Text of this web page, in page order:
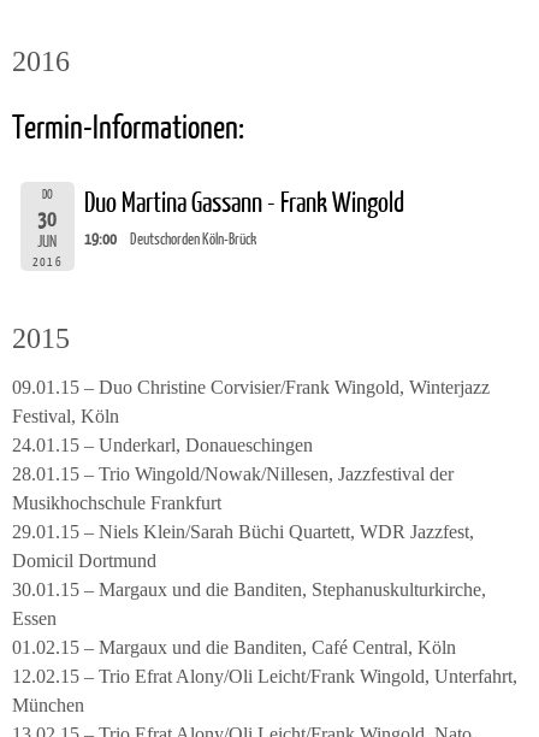
2016
Termin-Informationen:
DO
30
JUN
2016
Duo Martina Gassann - Frank Wingold
19:00 Deutschorden Köln-Brück
2015
09.01.15 – Duo Christine Corvisier/Frank Wingold, Winterjazz
Festival, Köln
24.01.15 – Underkarl, Donaueschingen
28.01.15 – Trio Wingold/Nowak/Nillesen, Jazzfestival der
Musikhochschule Frankfurt
29.01.15 – Niels Klein/Sarah Büchi Quartett, WDR Jazzfest,
Domicil Dortmund
30.01.15 – Margaux und die Banditen, Stephanuskulturkirche,
Essen
01.02.15 – Margaux und die Banditen, Café Central, Köln
12.02.15 – Trio Efrat Alony/Oli Leicht/Frank Wingold, Unterfahrt,
München